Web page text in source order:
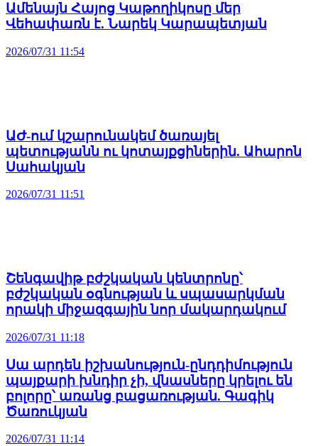
Ամենայն Հայոց Կաթողիկոսը մեր
Վեհափառն է. Նարեկ Կարապետյան
2026/07/31 11:54
ԱԺ-ում կշարունակեմ ծառայել
պետությանն ու կոտայքցիներին. Ահարոն
Սահակյան
2026/07/31 11:51
Շենգավիթ բժշկական կենտրոնը՝
բժշկական օգնության և սպասարկման
որակի միջազգային նոր մակարդակում
2026/07/31 11:18
Սա արդեն իշխանություն-ընդդիմություն
պայքարի խնդիր չի, վնասները կրելու են
բոլորը՝ առանց բացառության. Գագիկ
Ծառուկյան
2026/07/31 11:14